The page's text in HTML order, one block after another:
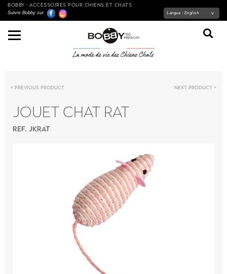
BOBBY - ACCESSOIRES POUR CHIENS ET CHATS
Suivre Bobby sur Langue : English
Previous product Next product
JOUET CHAT RAT
REF. JKRAT